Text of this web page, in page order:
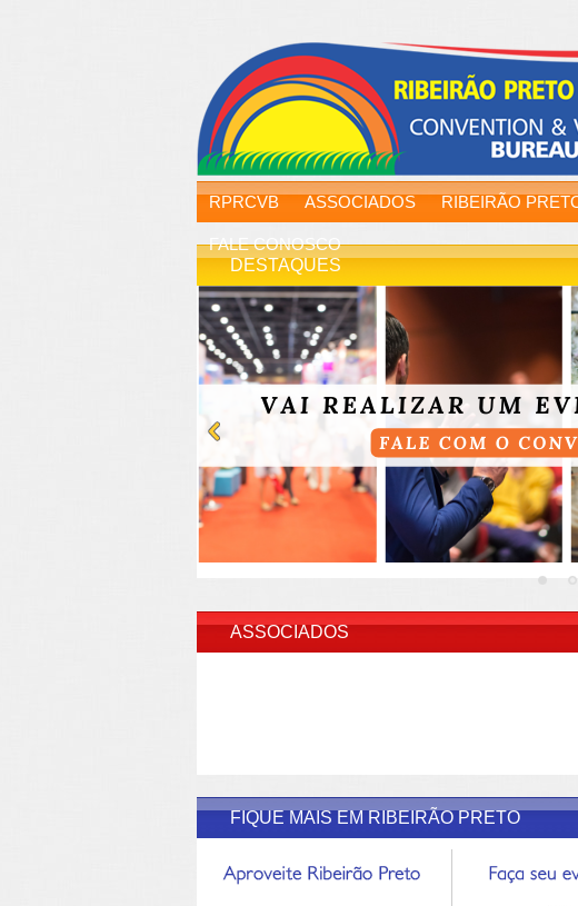
RPRCVB ASSOCIADOS RIBEIRÃO
FALE CONOSCO
DESTAQUES
ASSOCIADOS
FIQUE MAIS EM RIBEIRÃO PRETO